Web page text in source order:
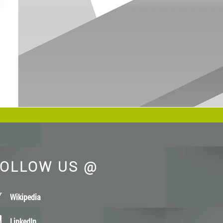
US @
Wikipedia